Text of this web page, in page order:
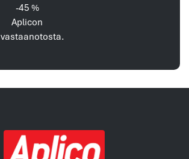
-45 %
Aplicon
vastaanotosta.